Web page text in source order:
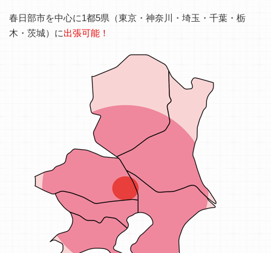
春日部市を中心に1都5県（東京・神奈川・埼玉・千葉・栃
木・茨城）に出張可能！